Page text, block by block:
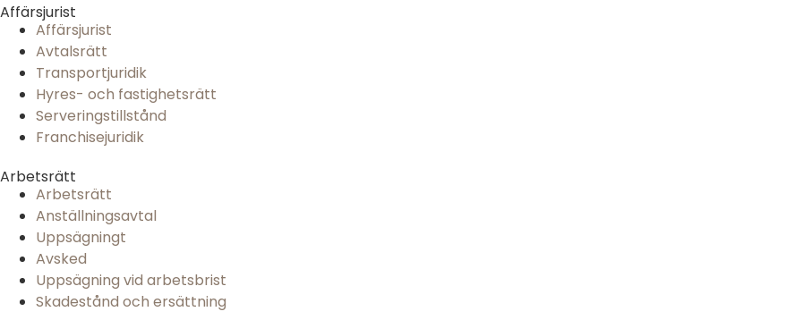
Affärsjurist
Affärsjurist
Avtalsrätt
Transportjuridik
Hyres- och fastighetsrätt
Serveringstillstånd
Franchisejuridik
Arbetsrätt
Arbetsrätt
Anställningsavtal
Uppsägningt
Avsked
Uppsägning vid arbetsbrist
Skadestånd och ersättning